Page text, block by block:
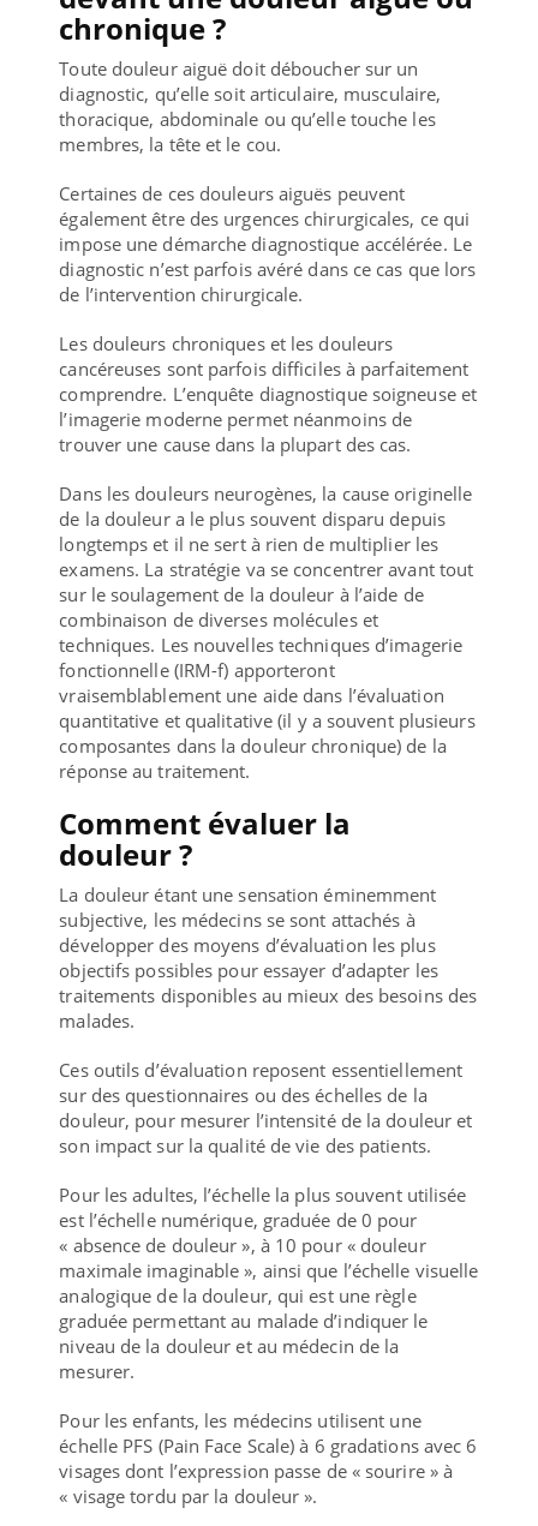
chronique ?
Toute douleur aiguë doit déboucher sur un
diagnostic, qu’elle soit articulaire, musculaire,
thoracique, abdominale ou qu’elle touche les
membres, la tête et le cou.
Certaines de ces douleurs aiguës peuvent
également être des urgences chirurgicales, ce qui
impose une démarche diagnostique accélérée. Le
diagnostic n’est parfois avéré dans ce cas que lors
de l’intervention chirurgicale.
Les douleurs chroniques et les douleurs
cancéreuses sont parfois difficiles à parfaitement
comprendre. L’enquête diagnostique soigneuse et
l’imagerie moderne permet néanmoins de
trouver une cause dans la plupart des cas.
Dans les douleurs neurogènes, la cause originelle
de la douleur a le plus souvent disparu depuis
longtemps et il ne sert à rien de multiplier les
examens. La stratégie va se concentrer avant tout
sur le soulagement de la douleur à l’aide de
combinaison de diverses molécules et
techniques. Les nouvelles techniques d’imagerie
fonctionnelle (IRM-f) apporteront
vraisemblablement une aide dans l’évaluation
quantitative et qualitative (il y a souvent plusieurs
composantes dans la douleur chronique) de la
réponse au traitement.
Comment évaluer la
douleur ?
La douleur étant une sensation éminemment
subjective, les médecins se sont attachés à
développer des moyens d’évaluation les plus
objectifs possibles pour essayer d’adapter les
traitements disponibles au mieux des besoins des
malades.
Ces outils d’évaluation reposent essentiellement
sur des questionnaires ou des échelles de la
douleur, pour mesurer l’intensité de la douleur et
son impact sur la qualité de vie des patients.
Pour les adultes, l’échelle la plus souvent utilisée
est l’échelle numérique, graduée de 0 pour
« absence de douleur », à 10 pour « douleur
maximale imaginable », ainsi que l’échelle visuelle
analogique de la douleur, qui est une règle
graduée permettant au malade d’indiquer le
niveau de la douleur et au médecin de la
mesurer.
Pour les enfants, les médecins utilisent une
échelle PFS (Pain Face Scale) à 6 gradations avec 6
visages dont l’expression passe de « sourire » à
« visage tordu par la douleur ».